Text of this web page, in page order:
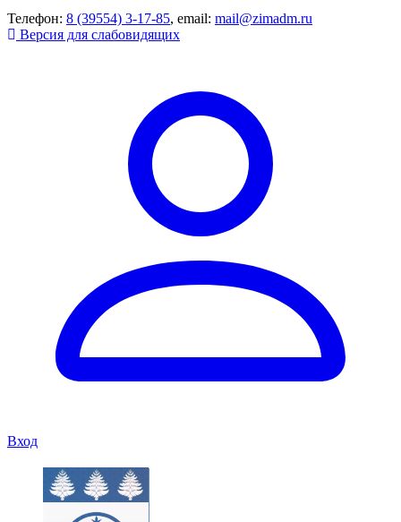
Телефон: 8 (39554) 3-17-85, email: mail@zimadm.ru
Версия для слабовидящих
Вход